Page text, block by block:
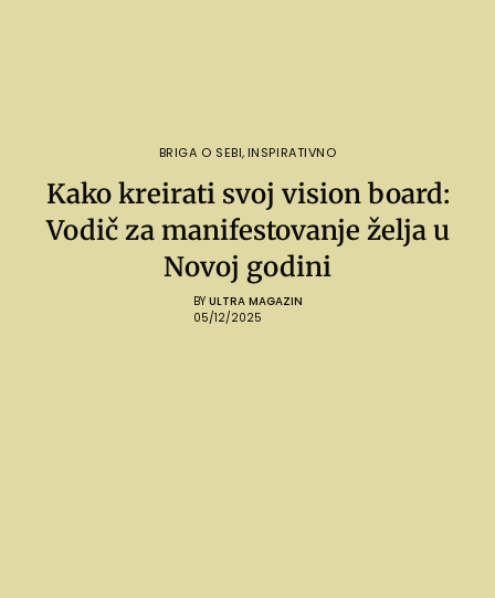
BRIGA O SEBI, INSPIRATIVNO
Kako kreirati svoj vision board:
Vodič za manifestovanje želja u
Novoj godini
BY ULTRA MAGAZIN
05/12/2025